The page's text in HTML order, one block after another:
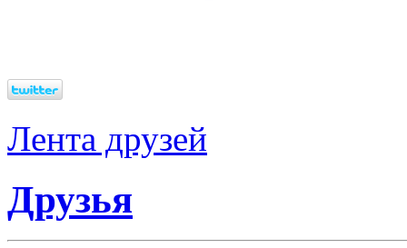
Лента друзей
Друзья